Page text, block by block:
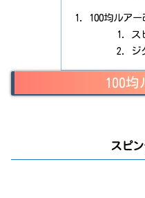
100均ルアー
ス
ジ
100均
スピ